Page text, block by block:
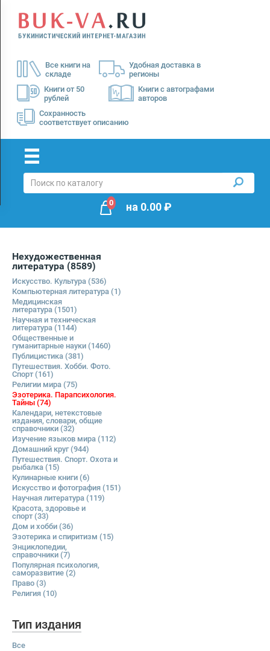
Все книги на
складе
Удобная доставка в
регионы
Книги от 50
рублей
Книги с автографами
авторов
Сохранность
соответствует описанию
Menu
Доставка
Оплата
0 на 0.00₽
Нехудожественная
литература (8589)
Искусство. Культура (536)
Компьютерная литература (1)
Медицинская
литература (1501)
Научная и техническая
литература (1144)
Общественные и
гуманитарные науки (1460)
Публицистика (381)
Путешествия. Хобби. Фото.
Спорт(161)
Религии мира (75)
Эзотерика. Парапсихология.
Тайны (74)
Календари, нетекстовые
издания, словари, общие
справочники (32)
Изучение языков мира (112)
Домашний круг(944)
Путешествия. Спорт. Охота и
рыбалка (15)
Кулинарные книги (6)
Искусство и фотография (151)
Научная литература (119)
Красота, здоровье и
спорт(33)
Дом и хобби (36)
Эзотерика и спиритизм (15)
Энциклопедии,
справочники (7)
Популярная психология,
саморазвитие (2)
Право (3)
Религия (10)
Тип издания
Все